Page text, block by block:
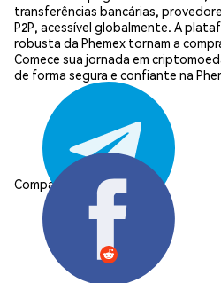
transferências bancárias,
P2P, acessível globalmente. A
robusta da Phemex tornam a
Comece sua jornada em
de forma segura e confiante na
Compartilhar: